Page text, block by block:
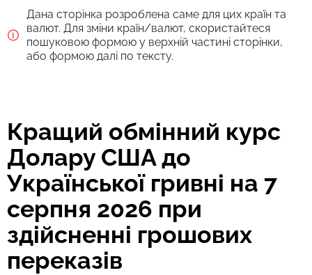
Комісія Strumok, завжди 0%
Дана сторінка розроблена саме для цих країн та
валют. Для зміни країн/валют, скористайтеся
пошуковою формою у верхній частині сторінки,
або формою далі по тексту.
Кращий обмінний курс
Долару США до
Української гривні на 7
серпня 2026 при
здійсненні грошових
переказів